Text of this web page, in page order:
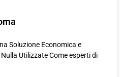
Soluzione Economica e
Utilizzate Come esperti di